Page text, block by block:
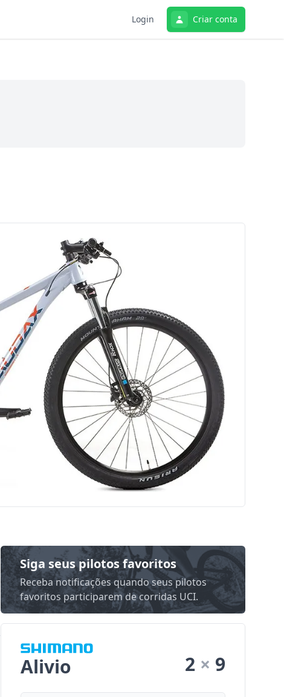
Login Criar conta
Siga seus pilotos favoritos
Receba notificações quando seus pilotos
favoritos participarem de corridas UCI.
Alivio 2× 9